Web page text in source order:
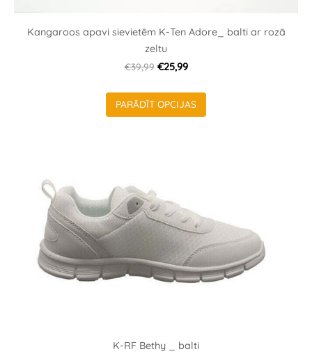
Kangaroos apavi sievietēm K-Ten Adore_ balti ar rozā
zeltu
€39,99 €25,99
PARĀDĪT OPCIJAS
K-RF Bethy _ balti